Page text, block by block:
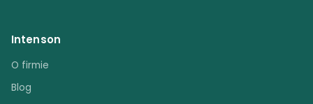
Intenson
O firmie
Blog